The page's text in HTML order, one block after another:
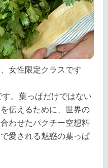
女性限定クラスです
す。葉っぱだけではない
伝えるために、世界の
わせたパクチー空想料
愛される魅惑の葉っぱ